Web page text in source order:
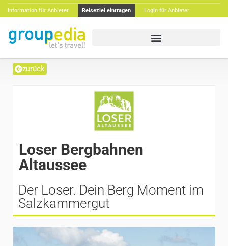
Information für Anbieter Reiseziel eintragen Login für Anbieter
zurück
Loser Bergbahnen
Altaussee
Der Loser. Dein Berg Moment im
Salzkammergut